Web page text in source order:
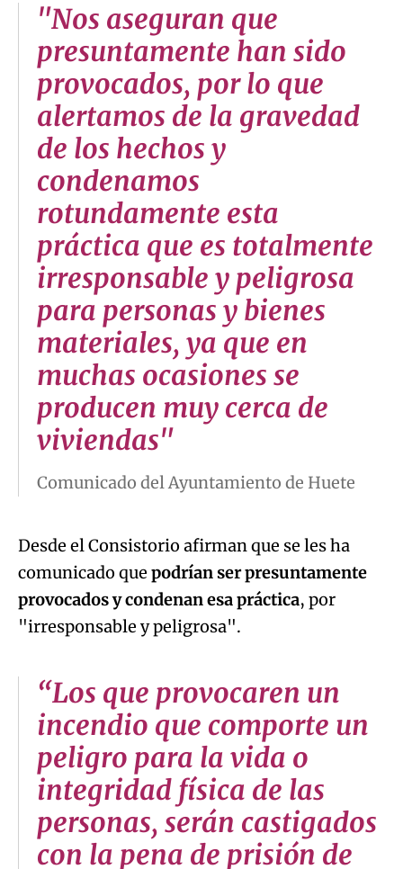
"Nos aseguran que
presuntamente han sido
provocados, por lo que
alertamos de la gravedad
de los hechos y
condenamos
rotundamente esta
práctica que es totalmente
irresponsable y peligrosa
para personas y bienes
materiales, ya que en
muchas ocasiones se
producen muy cerca de
viviendas"
Comunicado del Ayuntamiento de Huete
Desde el Consistorio afirman que se les ha
comunicado que podrían ser presuntamente
provocados y condenan esa práctica, por
"irresponsable y peligrosa".
“Los que provocaren un
incendio que comporte un
peligro para la vida o
integridad física de las
personas, serán castigados
con la pena de prisión de